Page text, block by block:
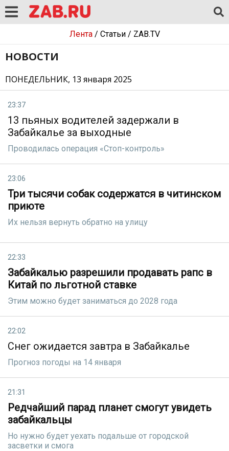
Лента/ Статьи/ ZAB.TV
НОВОСТИ
ПОНЕДЕЛЬНИК, 13 января 2025
23:37
13 пьяных водителей задержали в
Забайкалье за выходные
Проводилась операция «Стоп-контроль»
23:06
Три тысячи собак содержатся в читинском
приюте
Их нельзя вернуть обратно на улицу
22:33
Забайкалью разрешили продавать рапс в
Китай по льготной ставке
Этим можно будет заниматься до 2028 года
22:02
Снег ожидается завтра в Забайкалье
Прогноз погоды на 14 января
21:31
Редчайший парад планет смогут увидеть
забайкальцы
Но нужно будет уехать подальше от городской
засветки и смога